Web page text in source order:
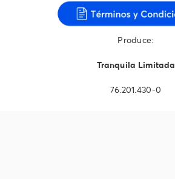
Produce:
Tranquila Limitada
76.201.430-0